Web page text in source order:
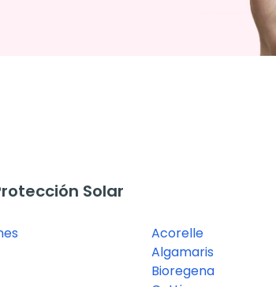
Solar
Acorelle
Algamaris
Bioregena